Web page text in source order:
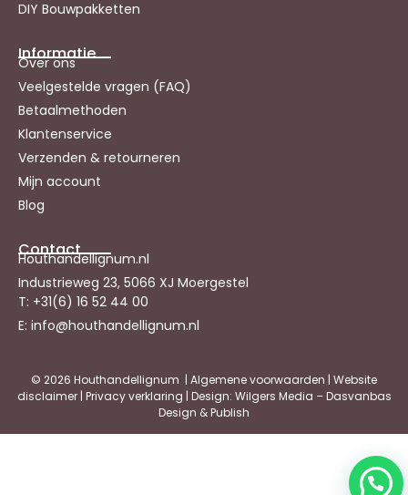
DIY Bouwpakketten
Informatie
Over ons
Veelgestelde vragen (FAQ)
Betaalmethoden
Klantenservice
Verzenden & retourneren
Mijn account
Blog
Contact
Houthandellignum.nl
Industrieweg 23, 5066 XJ Moergestel
T: +31(6) 16 52 44 00
E: info@houthandellignum.nl
© 2026 Houthandellignum | Algemene voorwaarden | Website
disclaimer| Privacy verklaring | Design: Wilgers Media – Dasvanbas
Design & Publish